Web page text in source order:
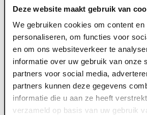
Deze website maakt gebruik van
We gebruiken cookies om content
personaliseren, om functies voor
en om ons websiteverkeer te
informatie over uw gebruik van onze
partners voor social media,
partners kunnen deze gegevens
informatie die u aan ze heeft
verzameld op basis van uw gebruik
ART004814
Murfor Compact E-70 (30m1
Meld je aan of maak een
te krijgen tot de prijzen.